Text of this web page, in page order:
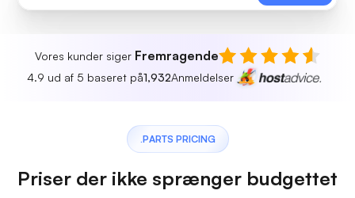
Vores kunder siger Fremragende
4.9 ud af 5 baseret på1,932Anmeldelser
.PARTS PRICING
Priser der ikke sprænger budgettet